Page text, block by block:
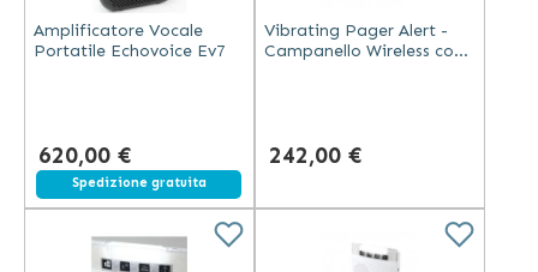
Amplificatore Vocale
Portatile Echovoice Ev7
620,00 €
Spedizione gratuita
Vibrating Pager Alert -
Campanello Wireless con
242,00 €